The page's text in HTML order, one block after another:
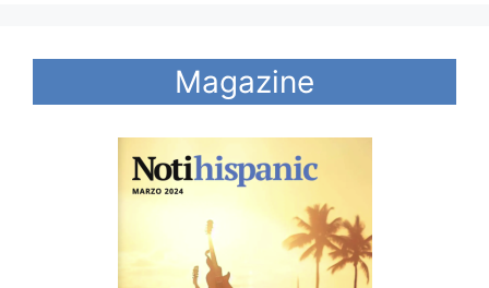
Magazine